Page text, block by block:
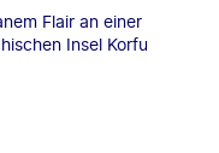
Flair an einer
Insel Korfu